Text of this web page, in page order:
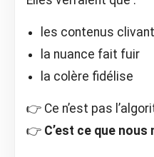
les contenus
la nuance fait fuir
la colère fidélise
👉 Ce n’est pas
👉 C’est ce que